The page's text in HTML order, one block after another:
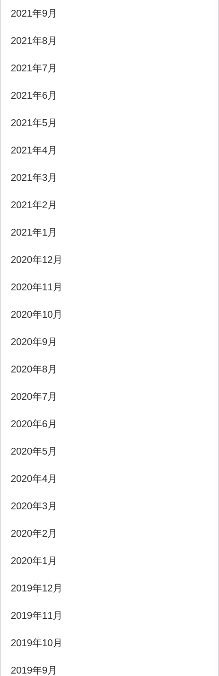
2021年9月
2021年8月
2021年7月
2021年6月
2021年5月
2021年4月
2021年3月
2021年2月
2021年1月
2020年12月
2020年11月
2020年10月
2020年9月
2020年8月
2020年7月
2020年6月
2020年5月
2020年4月
2020年3月
2020年2月
2020年1月
2019年12月
2019年11月
2019年10月
2019年9月